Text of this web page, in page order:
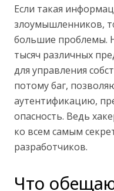
Если такая
злоумышленников,
большие проблемы.
тысяч различных
для управления
потому баг,
аутентификацию,
опасность. Ведь
ко всем самым
разработчиков.
Что